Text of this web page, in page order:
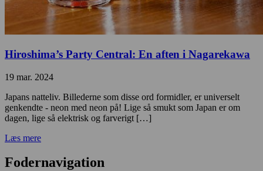
Hiroshima’s Party Central: En aften i Nagarekawa
19 mar. 2024
Japans natteliv. Billederne som disse ord formidler, er universelt
genkendte - neon med neon på! Lige så smukt som Japan er om
dagen, lige så elektrisk og farverigt […]
Læs mere
Fodernavigation